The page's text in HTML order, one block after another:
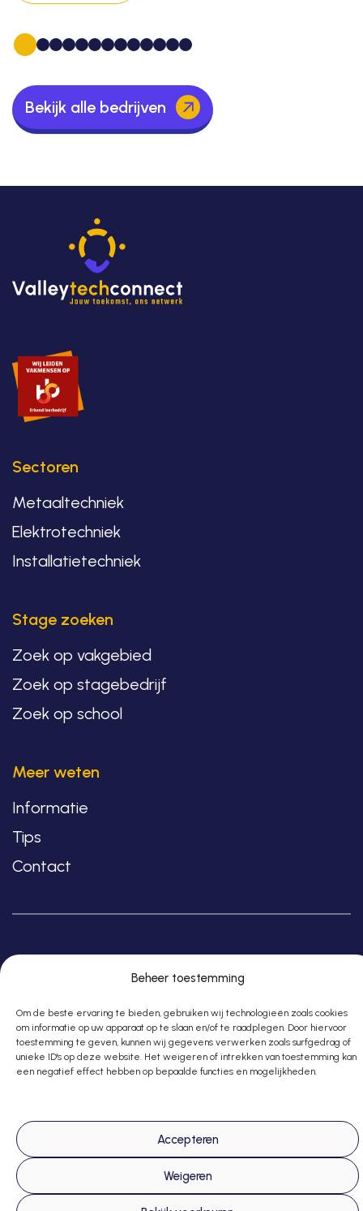
Beheer toestemming
Om de beste ervaring te bieden, gebruiken wij technologieën zoals cookies
om informatie op uw apparaat op te slaan en/of te raadplegen. Door hiervoor
toestemming te geven, kunnen wij gegevens verwerken zoals surfgedrag of
unieke ID's op deze website. Het weigeren of intrekken van toestemming kan
een negatief effect hebben op bepaalde functies en mogelijkheden.
Accepteren
Weigeren
Bekijk alle bedrijven
Sectoren
Metaaltechniek
Elektrotechniek
Installatietechniek
Stage zoeken
Zoek op vakgebied
Zoek op stagebedrijf
Zoek op school
Meer weten
Informatie
Tips
Contact
Copyright © 2026
| Alle rechten voorbehouden |
Algemene voorwaarden | Privacy policy